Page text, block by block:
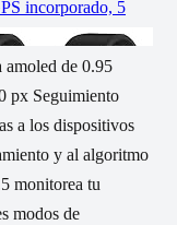
de 0.95
px Seguimiento
a los dispositivos
y al algoritmo
monitorea tu
modos de